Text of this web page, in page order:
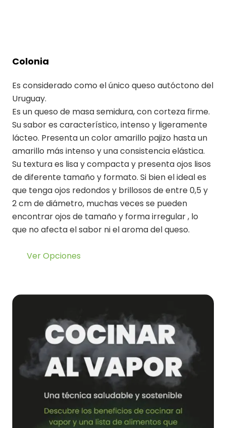
Colonia
Es considerado como el único queso autóctono del
Uruguay.
Es un queso de masa semidura, con corteza firme.
Su sabor es característico, intenso y ligeramente
lácteo. Presenta un color amarillo pajizo hasta un
amarillo más intenso y una consistencia elástica.
Su textura es lisa y compacta y presenta ojos lisos
de diferente tamaño y formato. Si bien el ideal es
que tenga ojos redondos y brillosos de entre 0,5 y
2 cm de diámetro, muchas veces se pueden
encontrar ojos de tamaño y forma irregular , lo
que no afecta el sabor ni el aroma del queso.
Ver Opciones